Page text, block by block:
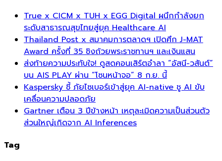
True x CICM x TUH x EGG Digital ผนึกกำลังยก
ระดับสาธารณสุขไทยสู่ยุค Healthcare AI
Thailand Post x สมาคมการตลาดฯ เปิดศึก J-MAT
Award ครั้งที่ 35 ชิงถ้วยพระราชทานฯ และเงินแสน
ส่งท้ายความประทับใจ! ดูสดคอนเสิร์ตอำลา “อัสนี-วสันต์”
บน AIS PLAY ผ่าน “โซนหน้าจอ” 8 ก.ย. นี้
Kaspersky ชี้ ภัยไซเบอร์เข้าสู่ยุค AI-native ชู AI ขับ
เคลื่อนความปลอดภัย
Gartner เตือน 3 ปีข้างหน้า เหตุละเมิดความเป็นส่วนตัว
ส่วนใหญ่เกิดจาก AI Inferences
Tag